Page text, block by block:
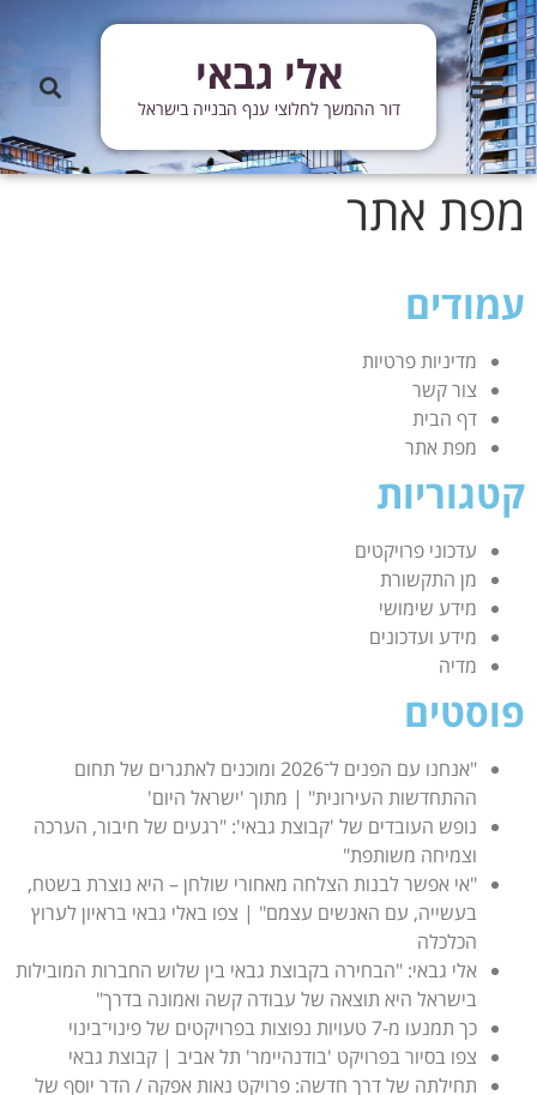
אלי גבאי
דור ההמשך לחלוצי ענף הבנייה בישראל
מפת אתר
עמודים
מדיניות פרטיות
צור קשר
דף הבית
מפת אתר
קטגוריות
עדכוני פרויקטים
מן התקשורת
מידע שימושי
מידע ועדכונים
מדיה
פוסטים
"אנחנו עם הפנים ל־2026 ומוכנים לאתגרים של תחום
ההתחדשות העירונית" | מתוך 'ישראל היום'
נופש העובדים של 'קבוצת גבאי': "רגעים של חיבור, הערכה
וצמיחה משותפת"
"אי אפשר לבנות הצלחה מאחורי שולחן – היא נוצרת בשטח,
בעשייה, עם האנשים עצמם" | צפו באלי גבאי בראיון לערוץ
הכלכלה
אלי גבאי: "הבחירה בקבוצת גבאי בין שלוש החברות המובילות
בישראל היא תוצאה של עבודה קשה ואמונה בדרך"
כך תמנעו מ-7 טעויות נפוצות בפרויקטים של פינוי־בינוי
צפו בסיור בפרויקט 'בודנהיימר' תל אביב | קבוצת גבאי
תחילתה של דרך חדשה: פרויקט נאות אפקה / הדר יוסף של